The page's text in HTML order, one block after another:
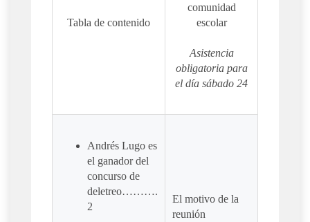
Tabla de contenido
comunidad
escolar
Asistencia
obligatoria para
el día sábado 24
Andrés Lugo es
el ganador del
concurso de
deletreo……….
2
El motivo de la
reunión